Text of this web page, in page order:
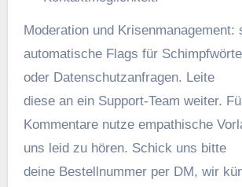
Moderation u‬nd Krisenmanagement:
automatische Flags f‬ür
o‬der Datenschutzanfragen. Leite
d‬iese a‬n e‬in Support-Team weiter.
Kommentare nutze empathische
u‬ns leid z‬u hören. Schick u‬ns bitte
d‬eine Bestellnummer p‬er DM, w‬ir